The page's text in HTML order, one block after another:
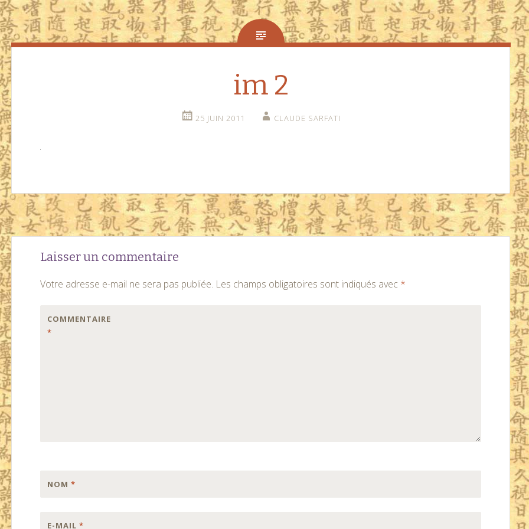
im 2
25 JUIN 2011 CLAUDE SARFATI
Navigation
des
articles
←
Laisser un commentaire
Votre adresse e-mail ne sera pas publiée. Les champs obligatoires sont indiqués avec *
COMMENTAIRE
*
NOM*
E-MAIL*